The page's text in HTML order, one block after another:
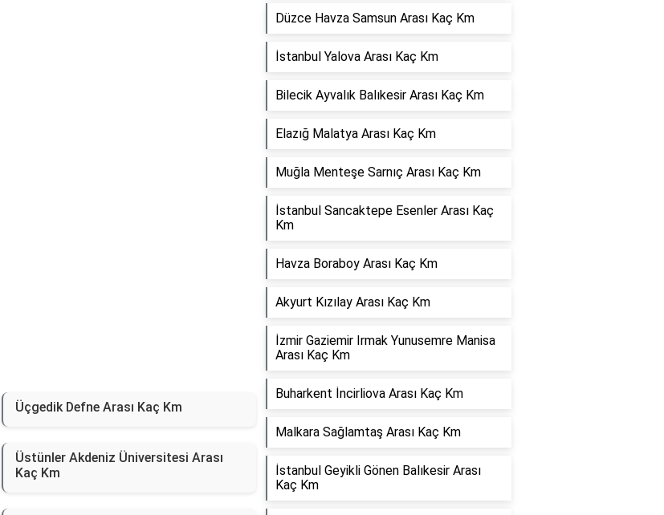
Üçgedik Defne Arası Kaç Km
Üstünler Akdeniz Üniversitesi Arası
Kaç Km
Düzce Havza Samsun Arası Kaç Km
İstanbul Yalova Arası Kaç Km
Bilecik Ayvalık Balıkesir Arası Kaç Km
Elazığ Malatya Arası Kaç Km
Muğla Menteşe Sarnıç Arası Kaç Km
İstanbul Sancaktepe Esenler Arası Kaç
Km
Havza Boraboy Arası Kaç Km
Akyurt Kızılay Arası Kaç Km
İzmir Gaziemir Irmak Yunusemre Manisa
Arası Kaç Km
Buharkent İncirliova Arası Kaç Km
Malkara Sağlamtaş Arası Kaç Km
İstanbul Geyikli Gönen Balıkesir Arası
Kaç Km